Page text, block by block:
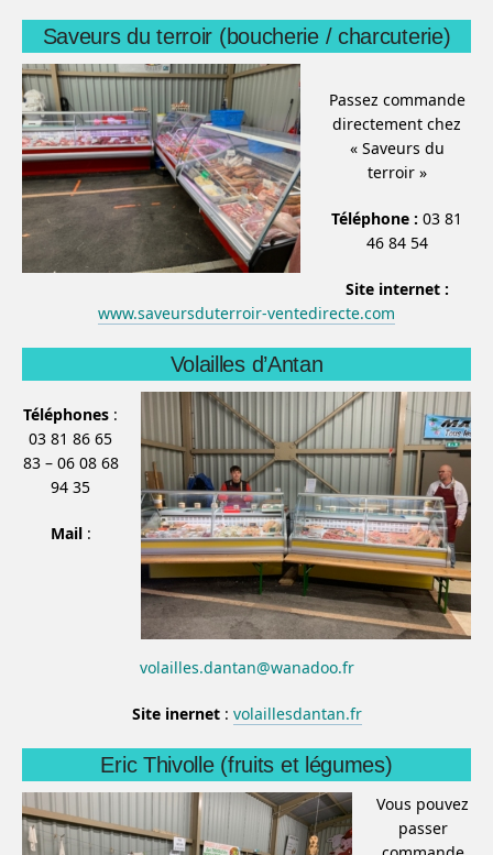
Saveurs du terroir (boucherie / charcuterie)
Passez commande
directement chez
« Saveurs du
terroir »
Téléphone : 03 81
46 84 54
Site internet :
www.saveursduterroir-ventedirecte.com
Volailles d’Antan
Téléphones :
03 81 86 65
83 – 06 08 68
94 35
Mail:
volailles.dantan@wanadoo.fr
Site inernet: volaillesdantan.fr
Eric Thivolle (fruits et légumes)
Vous pouvez
passer